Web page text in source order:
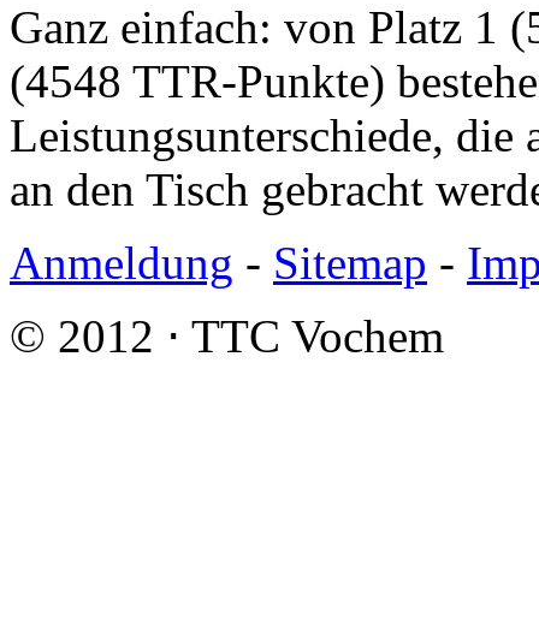
Ganz einfach: von Platz 1
(4548 TTR-Punkte)
Leistungsunterschiede,
an den Tisch gebracht
Anmeldung - Sitemap -
© 2012 ⋅ TTC Vochem